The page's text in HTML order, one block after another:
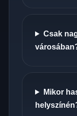
Csak
Mikor